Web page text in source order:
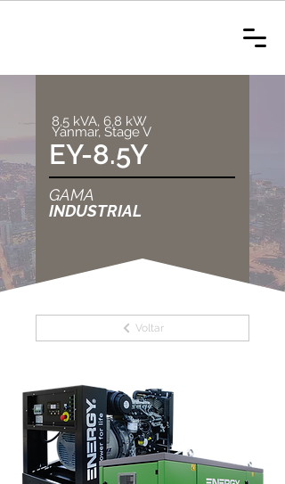
8,5 kVA, 6,8 kW
Yanmar, Stage V
EY-8.5Y
GAMA
INDUSTRIAL
Voltar